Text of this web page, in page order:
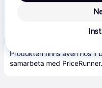
Produkten finns även hos 1
samarbeta med PriceRunner.